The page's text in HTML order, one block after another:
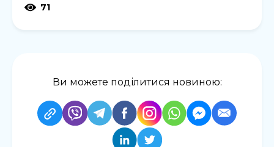
71
Ви можете поділитися новиною: